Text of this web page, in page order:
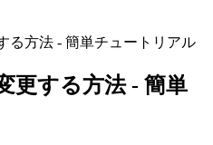
る方法 - 簡単チュートリアル
更する方法 - 簡単